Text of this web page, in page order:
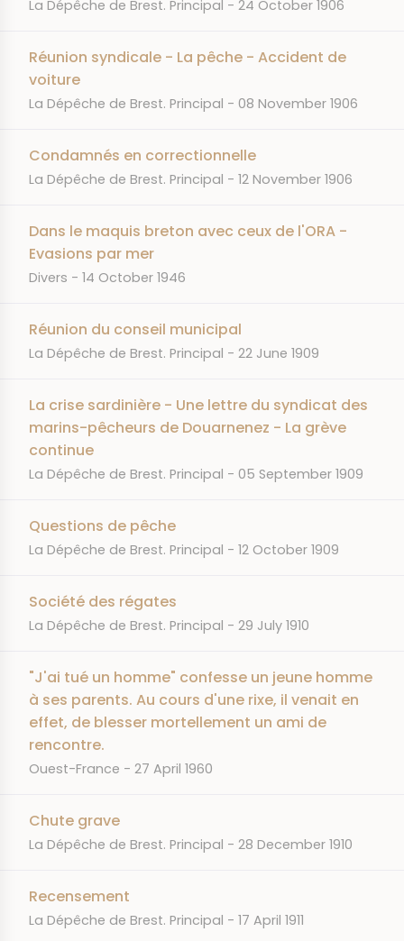
La Dépêche de Brest. Principal 24 October 1906
Réunion syndicale - La pêche - Accident de
voiture
JOURNAL
La Dépêche de Brest. Principal DATE
08 November 1906
Condamnés en correctionnelle
JOURNAL
La Dépêche de Brest. Principal DATE
12 November 1906
Dans le maquis breton avec ceux de l'ORA -
Evasions par mer
JOURNAL
Divers DATE
14 October 1946
Réunion du conseil municipal
JOURNAL
La Dépêche de Brest. Principal DATE
22 June 1909
La crise sardinière - Une lettre du syndicat des
marins-pêcheurs de Douarnenez - La grève
continue
JOURNAL
La Dépêche de Brest. Principal DATE
05 September 1909
Questions de pêche
JOURNAL
La Dépêche de Brest. Principal DATE
12 October 1909
Société des régates
JOURNAL
La Dépêche de Brest. Principal DATE
29 July 1910
"J'ai tué un homme" confesse un jeune homme
à ses parents. Au cours d'une rixe, il venait en
effet, de blesser mortellement un ami de
rencontre.
JOURNAL
Ouest-France DATE
27 April 1960
Chute grave
JOURNAL
La Dépêche de Brest. Principal DATE
28 December 1910
Recensement
JOURNAL
La Dépêche de Brest. Principal DATE
17 April 1911